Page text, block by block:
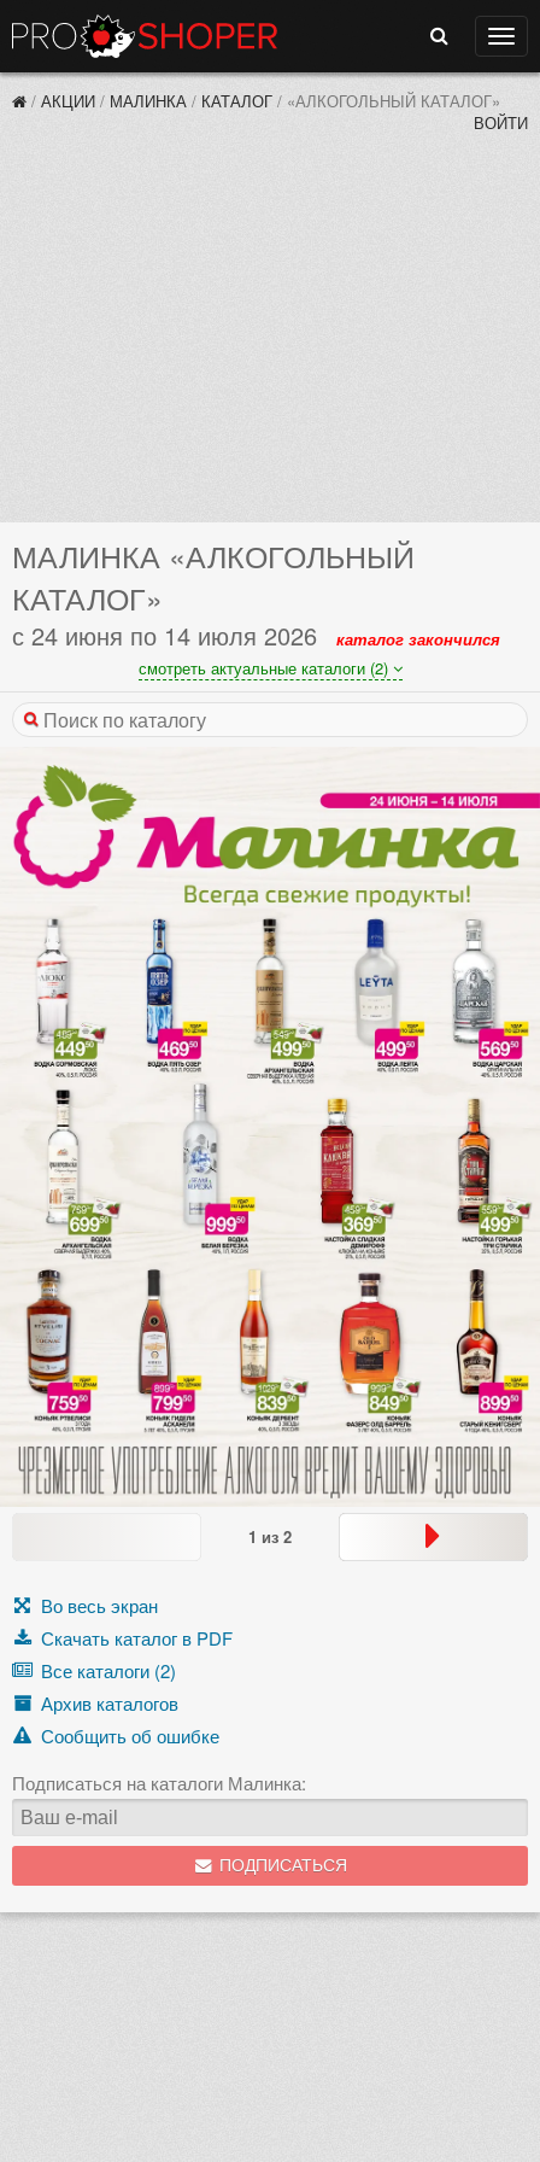
Поиск
/ АКЦИИ / МАЛИНКА / КАТАЛОГ / «АЛКОГОЛЬНЫЙ КАТАЛОГ»
ВОЙТИ
МАЛИНКА «АЛКОГОЛЬНЫЙ
КАТАЛОГ»
с 24 июня по 14 июля 2026
каталог закончился
смотреть актуальные каталоги (2)
1 из 2
Во весь экран
Скачать каталог в PDF
Все каталоги (2)
Архив каталогов
Сообщить об ошибке
Подписаться на каталоги Малинка:
ПОДПИСАТЬСЯ